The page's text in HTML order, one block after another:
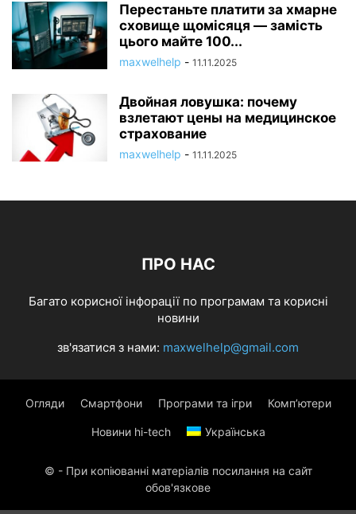
Перестаньте платити за хмарне
сховище щомісяця — замість
цього майте 100...
maxwelhelp - 11.11.2025
Двойная ловушка: почему
взлетают цены на медицинское
страхование
maxwelhelp - 11.11.2025
ПРО НАС
Багато корисної інфорації по програмам та корисні
новини
зв'язатися з нами: maxwelhelp@gmail.com
Огляди Смартфони Програми та ігри Комп’ютери
Новини hi-tech Українська
© - При копіюванні матеріалів посилання на сайт
обов'язкове